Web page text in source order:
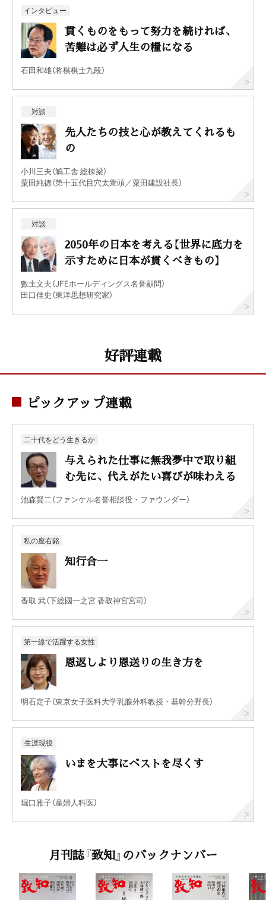
インタビュー
貫くものをもって努力を続ければ、
苦難は必ず人生の糧になる
石田和雄（将棋棋士九段）
対談
先人たちの技と心が教えてくれるも
の
小川三夫（鵤工舎 総棟梁）
粟田純德（第十五代目穴太衆頭／粟田建設社長）
対談
2050年の日本を考える【世界に底力を
示すために日本が貫くべきもの】
數土文夫（JFEホールディングス名誉顧問）
田口佳史（東洋思想研究家）
好評連載
ピックアップ連載
二十代をどう生きるか
与えられた仕事に無我夢中で取り組
む先に、代えがたい喜びが味わえる
池森賢二（ファンケル名誉相談役・ファウンダー）
私の座右銘
知行合一
香取 武（下総國一之宮 香取神宮宮司）
第一線で活躍する女性
恩返しより恩送りの生き方を
明石定子（東京女子医科大学乳腺外科教授・基幹分野長）
生涯現役
いまを大事にベストを尽くす
堀口雅子（産婦人科医）
月刊誌『致知』のバックナンバー